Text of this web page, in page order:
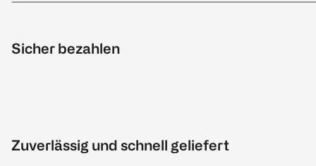
Sicher bezahlen
Zuverlässig und schnell geliefert